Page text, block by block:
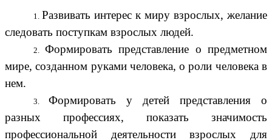
Развивать интерес к миру взрослых, желание
следовать поступкам взрослых людей.
Формировать представление о предметном
мире, созданном руками человека, о роли человека в
нем.
Формировать у детей представления о
разных профессиях, показать значимость
профессиональной деятельности взрослых для